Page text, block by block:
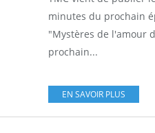
minutes du prochain
"Mystères de l'amour
prochain...
EN SAVOIR PLUS